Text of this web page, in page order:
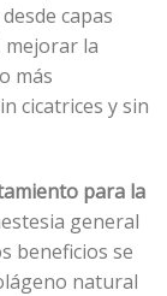
capas
la
más
cicatrices y sin
para la
general
beneficios se
natural